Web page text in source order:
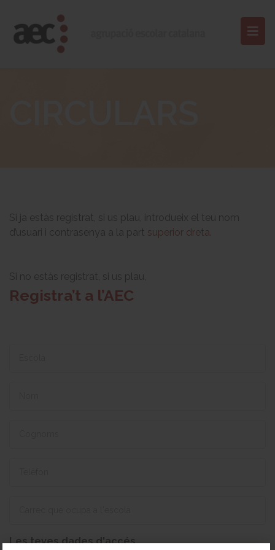
Si ja estàs registrat, si us plau, introdueix el teu nom
d’usuari i contrasenya a la part superior dreta.
Si no estàs registrat, si us plau,
Registra’t a l’AEC
Les teves dades d'accés